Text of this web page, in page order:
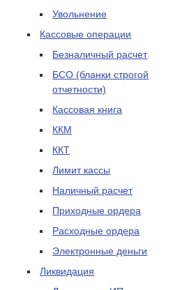
Увольнение
Кассовые операции
Безналичный расчет
БСО (бланки строгой
отчетности)
Кассовая книга
ККМ
ККТ
Лимит кассы
Наличный расчет
Приходные ордера
Расходные ордера
Электронные деньги
Ликвидация